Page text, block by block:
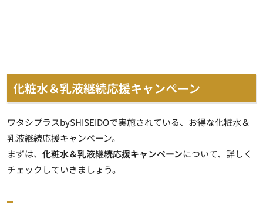
化粧水＆乳液継続応援キャンペーン
ワタシプラスbySHISEIDOで実施されている、お得な化粧水＆
乳液継続応援キャンペーン。
まずは、 化粧水＆乳液継続応援キャンペーンについて、詳しく
チェックしていきましょう。